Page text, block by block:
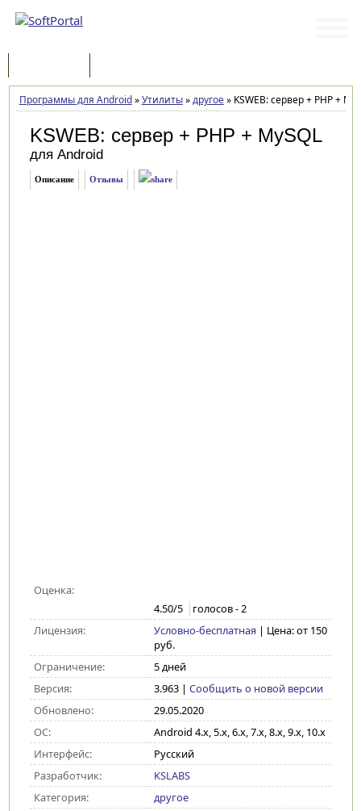
Программы для Android»Утилиты»другое»KSWEB: сервер + PHP +
KSWEB: сервер + PHP + MySQL
для Android
Описание Отзывы
Оценка:
4.50/5 голосов -2
Лицензия:
Условно-бесплатная | Цена: от 150
руб.
Ограничение:
5 дней
Версия:
3.963| Сообщить о новой версии
Обновлено:
29.05.2020
ОС:
Android 4.x, 5.x, 6.x, 7.x, 8.x, 9.x, 10.x
Интерфейс:
Русский
Разработчик:
KSLABS
Категория:
другое